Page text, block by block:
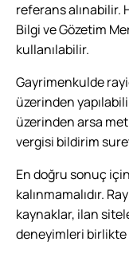
referans alınabilir.
Bilgi ve Gözetim
kullanılabilir.
Gayrimenkulde
üzerinden
üzerinden arsa
vergisi bildirim
En doğru sonuç
kalınmamalıdır.
kaynaklar, ilan
deneyimleri